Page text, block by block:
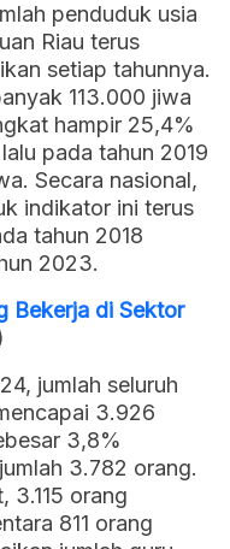
penduduk usia
Riau terus
setiap tahunnya.
113.000 jiwa
hampir 25,4%
pada tahun 2019
Secara nasional,
indikator ini terus
tahun 2018
2023.
Bekerja di Sektor
jumlah seluruh
3.926
3,8%
3.782 orang.
3.115 orang
811 orang